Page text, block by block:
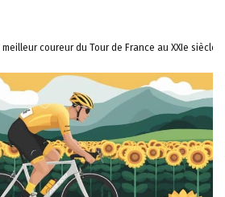
coureur du Tour de France au XXIe siècle ?